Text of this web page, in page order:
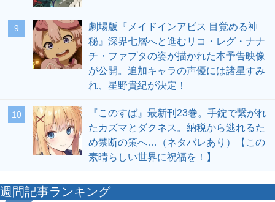
9
劇場版『メイドインアビス 目覚める神
秘』深界七層へと進むリコ・レグ・ナナ
チ・ファプタの姿が描かれた本予告映像
が公開。追加キャラの声優には諸星すみ
れ、星野貴紀が決定！
10
『このすば』最新刊23巻。手錠で繋がれ
たカズマとダクネス。納税から逃れるた
め禁断の策へ…（ネタバレあり）【この
素晴らしい世界に祝福を！】
週間記事ランキング